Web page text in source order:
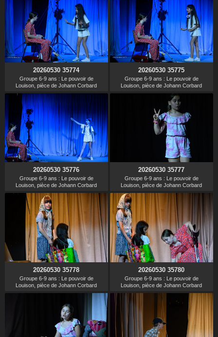
20260530 35774
Groupe 6-9 ans : Le pouvoir de
Louison, pièce de Johann Corbard
20260530 35775
Groupe 6-9 ans : Le pouvoir de
Louison, pièce de Johann Corbard
20260530 35776
Groupe 6-9 ans : Le pouvoir de
Louison, pièce de Johann Corbard
20260530 35777
Groupe 6-9 ans : Le pouvoir de
Louison, pièce de Johann Corbard
20260530 35778
Groupe 6-9 ans : Le pouvoir de
Louison, pièce de Johann Corbard
20260530 35780
Groupe 6-9 ans : Le pouvoir de
Louison, pièce de Johann Corbard